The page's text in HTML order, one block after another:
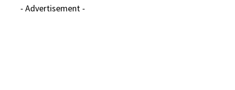
- Advertisement -